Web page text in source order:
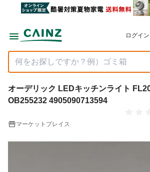
ログイ
オーデリック LEDキッチンライト
OB255232 4905090713594
マーケットプレイス